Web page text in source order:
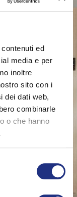
ed
media e per
inoltre
sito con i
dei dati web,
combinarle
o che hanno